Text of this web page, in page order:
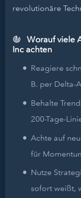
revolutionäre
Worauf viele
Inc achten
Reagiere
B. per Delta-
Behalte
200-Tage-
Achte auf
für
Nutze
sofort weißt,